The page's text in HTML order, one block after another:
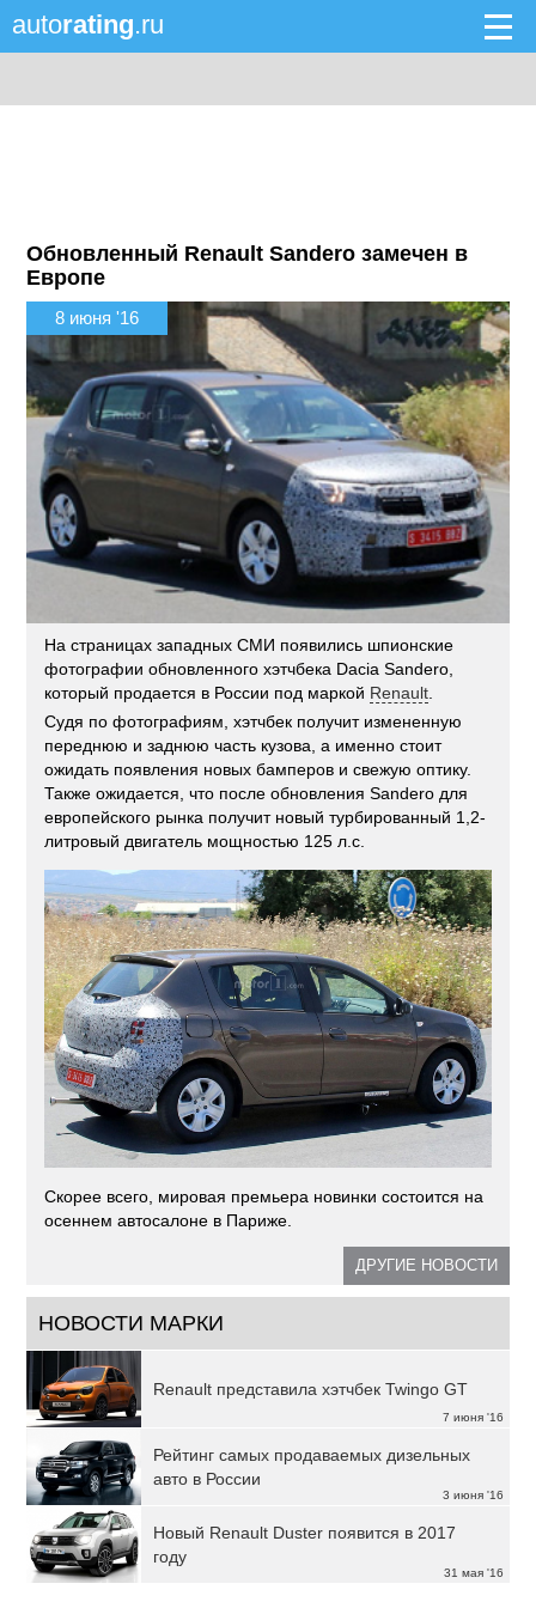
autorating.ru
Обновленный Renault Sandero замечен в
Европе
8 июня '16
На страницах западных СМИ появились шпионские
фотографии обновленного хэтчбека Dacia Sandero,
который продается в России под маркой Renault
Судя по фотографиям, хэтчбек получит измененную
переднюю и заднюю часть кузова, а именно стоит
ожидать появления новых бамперов и свежую оптику.
Также ожидается, что после обновления Sandero для
европейского рынка получит новый турбированный 1,2-
литровый двигатель мощностью 125 л.с.
Скорее всего, мировая премьера новинки состоится на
осеннем автосалоне в Париже.
ДРУГИЕ НОВОСТИ
НОВОСТИ МАРКИ
7 июня '16
Renault представила хэтчбек Twingo GT
3 июня '16
Рейтинг самых продаваемых дизельных
авто в России
31 мая '16
Новый Renault Duster появится в 2017
году